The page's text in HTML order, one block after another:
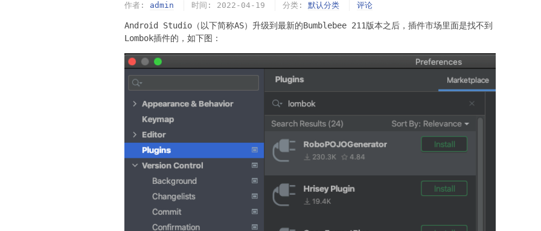
作者: admin 时间: 2022-04-19 分类: 默认分类 评论
Android Studio（以下简称AS）升级到最新的Bumblebee 211版本之后，插件市场里面是找不到
Lombok插件的，如下图：